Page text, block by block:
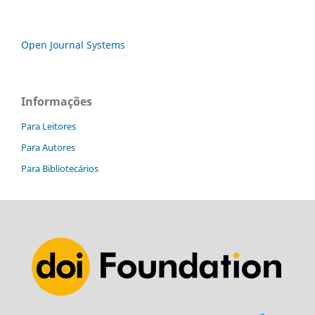
Open Journal Systems
Informações
Para Leitores
Para Autores
Para Bibliotecários